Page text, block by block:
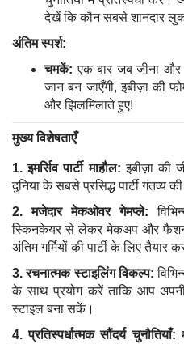
देखें कि कौन सबसे शानदार
अंतिम स्पर्श:
चमकें: एक बार जब जीना और
जान बन जाएँगी, इबीज़ा की
और झिलमिलाते हुए!
मुख्य विशेषताएँ
1. इमर्सिव पार्टी माहौल: इबीज़ा की
दुनिया के सबसे प्रसिद्ध पार्टी
2. मजेदार मेकओवर गेमप्ले:
स्किनकेयर से लेकर मेकअप और
अंतिम गर्मियों की पार्टी के लिए
3. रचनात्मक स्टाइलिंग विकल्प:
के साथ प्रयोग करें ताकि आप अपनी
स्टाइल बना सकें।
4. प्रतिस्पर्धात्मक सौंदर्य चुनौतियाँ: